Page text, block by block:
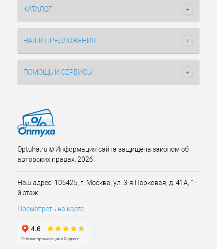
КАТАЛОГ
НАШИ ПРЕДЛОЖЕНИЯ
ПОМОЩЬ И СЕРВИСЫ
Optuha.ru © Информация сайта защищена законом об
авторских правах. 2026
Наш адрес: 105425, г. Москва, ул. 3-я Парковая, д. 41А, 1-
й этаж
Посмотреть на карте